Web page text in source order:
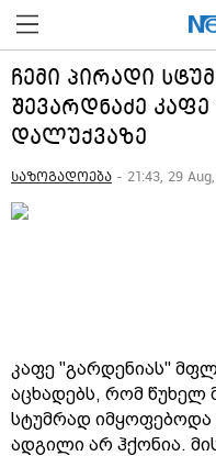
ჩემი პირადი
შევარდნაძე
დალუქვაზე
საზოგადოება - 21:43, 29
კაფე "გარდენიას"
აცხადებს, რომ წუხელ
სტუმრად იმყოფებოდა
ადგილი არ ჰქონია.